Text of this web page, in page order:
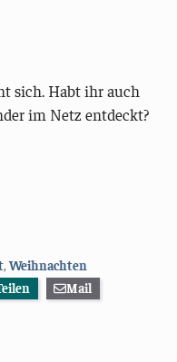
sich. Habt ihr auch
im Netz entdeckt?
,Weihnachten
Mail